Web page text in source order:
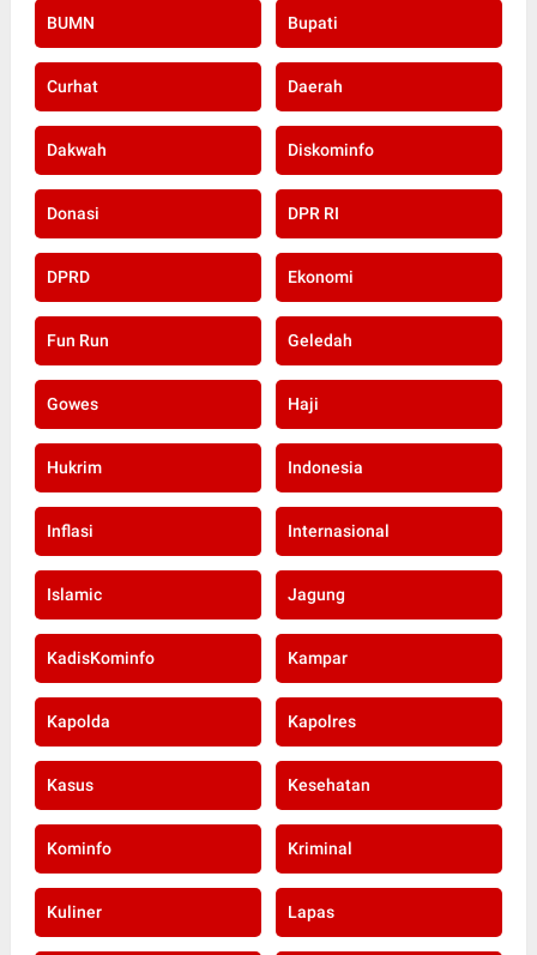
BUMN Bupati
Curhat Daerah
Dakwah Diskominfo
Donasi DPR RI
DPRD Ekonomi
Fun Run Geledah
Gowes Haji
Hukrim Indonesia
Inflasi Internasional
Islamic Jagung
KadisKominfo Kampar
Kapolda Kapolres
Kasus Kesehatan
Kominfo Kriminal
Kuliner Lapas